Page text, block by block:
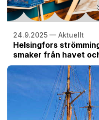
24.9.2025 — Aktuellt
Helsingfors
smaker från havet